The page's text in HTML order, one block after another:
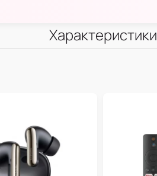
Характеристики